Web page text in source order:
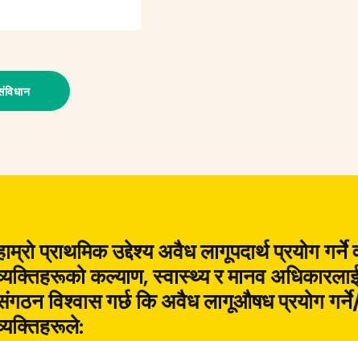
प्राथमिक उद्देश्य अवैध लागूपदार्थ प्रयोग गर्ने
कल्याण, स्वास्थ्य र मानव अधिकारलाई
विश्वास गर्छ कि अवैध लागूऔषध प्रयोग गर्ने/